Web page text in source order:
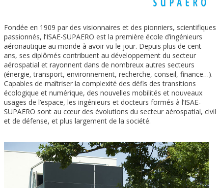
Fondée en 1909 par des visionnaires et des pionniers, scientifiques
passionnés, l’ISAE-SUPAERO est la première école d’ingénieurs
aéronautique au monde à avoir vu le jour. Depuis plus de cent
ans, ses diplômés contribuent au développement du secteur
aérospatial et rayonnent dans de nombreux autres secteurs
(énergie, transport, environnement, recherche, conseil, finance…).
Capables de maîtriser la complexité des défis des transitions
écologique et numérique, des nouvelles mobilités et nouveaux
usages de l’espace, les ingénieurs et docteurs formés à l’ISAE-
SUPAERO sont au cœur des évolutions du secteur aérospatial, civil
et de défense, et plus largement de la société.